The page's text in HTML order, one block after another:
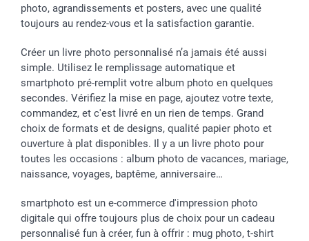
photo, agrandissements et posters, avec une qualité
toujours au rendez-vous et la satisfaction garantie.
Créer un livre photo personnalisé n’a jamais été aussi
simple. Utilisez le remplissage automatique et
smartphoto pré-remplit votre album photo en quelques
secondes. Vérifiez la mise en page, ajoutez votre texte,
commandez, et c'est livré en un rien de temps. Grand
choix de formats et de designs, qualité papier photo et
ouverture à plat disponibles. Il y a un livre photo pour
toutes les occasions : album photo de vacances, mariage,
naissance, voyages, baptême, anniversaire…
smartphoto est un e-commerce d'impression photo
digitale qui offre toujours plus de choix pour un cadeau
personnalisé fun à créer, fun à offrir : mug photo, t-shirt